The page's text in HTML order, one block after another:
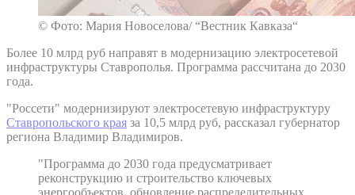
© Фото: Мария Новоселова/ “Вестник Кавказа“
Более 10 млрд руб направят в модернизацию электросетевой
инфраструктуры Ставрополья. Программа рассчитана до 2030
года.
"Россети" модернизируют электросетевую инфраструктуру
Ставропольского края за 10,5 млрд руб, рассказал губернатор
региона Владимир Владимиров.
"Программа до 2030 года предусматривает
реконструкцию и строительство ключевых
энергообъектов, обновление распределительных